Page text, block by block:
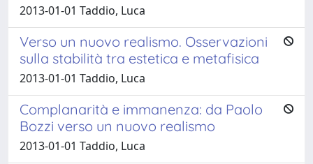
2013-01-01 Taddio, Luca
Verso un nuovo realismo. Osservazioni
sulla stabilità tra estetica e metafisica
2013-01-01 Taddio, Luca
Complanarità e immanenza: da Paolo
Bozzi verso un nuovo realismo
2013-01-01 Taddio, Luca